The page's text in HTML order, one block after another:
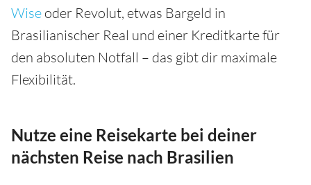
Wise oder Revolut, etwas Bargeld in
Brasilianischer Real und einer Kreditkarte für
den absoluten Notfall – das gibt dir maximale
Flexibilität.
Nutze eine Reisekarte bei deiner
nächsten Reise nach Brasilien